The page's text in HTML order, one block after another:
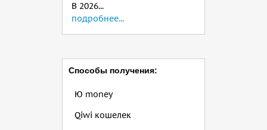
В 2026...
подробнее...
Способы получения:
Ю money
Qiwi кошелек